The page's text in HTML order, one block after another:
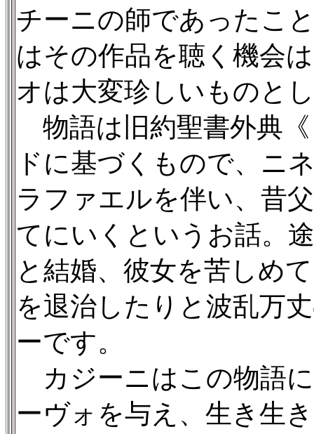
チーニの師であったこ
はその作品を聴く機会
オは大変珍しいものと
物語は旧約聖書外典
ドに基づくもので、ニ
ラファエルを伴い、昔
てにいくというお話。
と結婚、彼女を苦しめ
を退治したりと波乱万
ーです。
カジーニはこの物語
ーヴォを与え、生き生